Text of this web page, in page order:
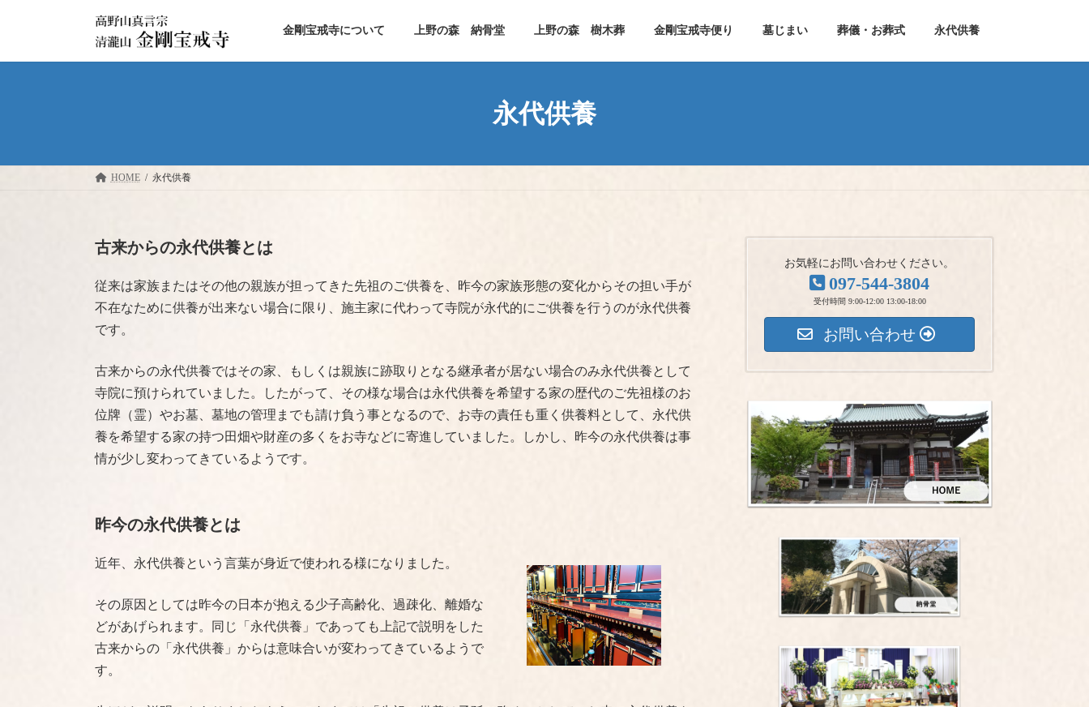
金剛宝戒寺について 上野の森 納骨堂 上野の森 樹木葬 金剛宝戒寺便り 墓じまい 葬儀・お葬式 永代供養
永代供養
HOME 永代供養
古来からの永代供養とは
従来は家族またはその他の親族が担ってきた先祖のご供養を、昨今の家族形態の変化からその担い手が
不在なために供養が出来ない場合に限り、施主家に代わって寺院が永代的にご供養を行うのが永代供養
です。
古来からの永代供養ではその家、もしくは親族に跡取りとなる継承者が居ない場合のみ永代供養として
寺院に預けられていました。したがって、その様な場合は永代供養を希望する家の歴代のご先祖様のお
位牌（霊）やお墓、墓地の管理までも請け負う事となるので、お寺の責任も重く供養料として、永代供
養を希望する家の持つ田畑や財産の多くをお寺などに寄進していました。しかし、昨今の永代供養は事
情が少し変わってきているようです。
昨今の永代供養とは
近年、永代供養という言葉が身近で使われる様になりました。
その原因としては昨今の日本が抱える少子高齢化、過疎化、離婚な
どがあげられます。同じ「永代供養」であっても上記で説明をした
古来からの「永代供養」からは意味合いが変わってきているようで
す。
お気軽にお問い合わせください。
097-544-3804
受付時間 9:00-12:00 13:00-18:00
お問い合わせ